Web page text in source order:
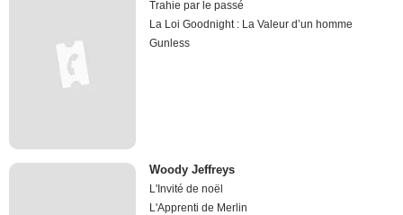
Trahie par le passé
La Loi Goodnight : La Valeur d’un homme
Gunless
Woody Jeffreys
L'Invité de noël
L'Apprenti de Merlin